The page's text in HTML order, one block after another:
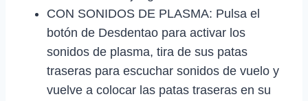
CON SONIDOS DE PLASMA: Pulsa el
botón de Desdentao para activar los
sonidos de plasma, tira de sus patas
traseras para escuchar sonidos de vuelo y
vuelve a colocar las patas traseras en su